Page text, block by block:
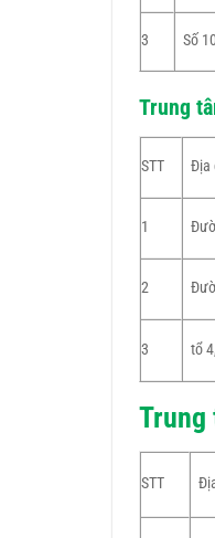
3 Số
Trung
STT Địa
1
2
3 tổ
Trung
STT